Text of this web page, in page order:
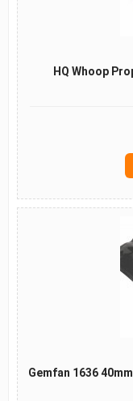
HQ Whoop
Gemfan 1636